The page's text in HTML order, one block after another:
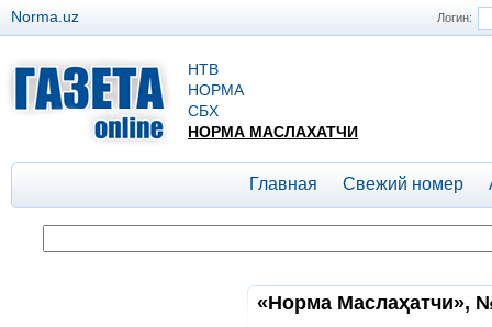
Логин:
Norma.uz
НТВ
НОРМА
СБХ
НОРМА МАСЛАХАТЧИ
Главная Свежий номер
«Норма Маслаҳатчи»,